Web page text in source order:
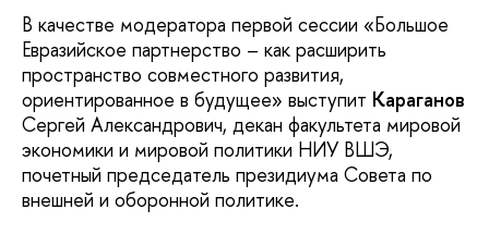
В качестве модератора первой сессии «Большое
Евразийское партнерство – как расширить
пространство совместного развития,
ориентированное в будущее» выступит Караганов
Сергей Александрович, декан факультета мировой
экономики и мировой политики НИУ ВШЭ,
почетный председатель президиума Совета по
внешней и оборонной политике.